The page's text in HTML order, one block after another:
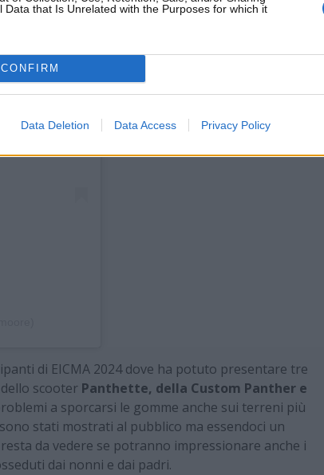
Data that Is Unrelated with the Purposes for which it
CONFIRM
Data Deletion Data Access Privacy Policy
di EICMA 2024 dove ha potuto presentare tre
scooter Panthette, della Custom Panther e
a sporcarsi le gomme anche sui terreni più
stati mostrati al pubblico ma essendoci un
da vedere se potranno impressionare anche i
dai nonni e dai padri.